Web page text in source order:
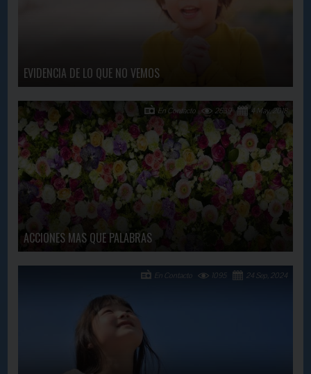
EVIDENCIA DE LO QUE NO VEMOS
ACCIONES MAS QUE PALABRAS
4 May, 2018
2539
En Contacto
24 Sep, 2024
1095
En Contacto